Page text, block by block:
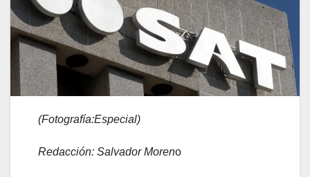
(Fotografía:Especial)
Redacción: Salvador Moreno